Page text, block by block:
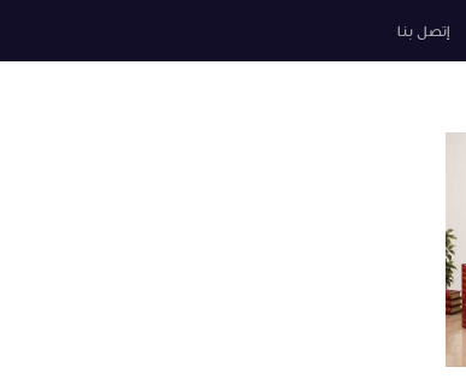
إتصل بنا